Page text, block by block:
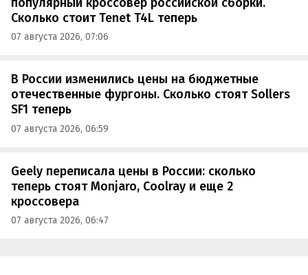
Сколько стоит Tenet T4L теперь
07 августа 2026, 07:06
В России изменились цены на бюджетные
отечественные фургоны. Сколько стоят Sollers
SF1 теперь
07 августа 2026, 06:59
Geely переписала цены в России: сколько
теперь стоят Monjaro, Coolray и еще 2
кроссовера
07 августа 2026, 06:47